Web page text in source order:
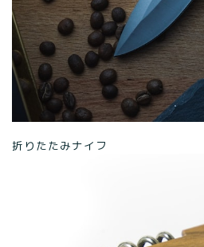
折りたたみナイフ